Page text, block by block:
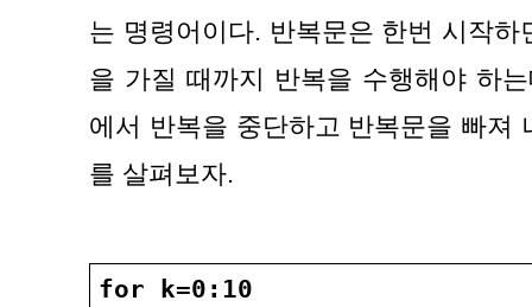
는 명령어이다. 반복문은 한번 시작
을 가질 때까지 반복을 수행해야 하
에서 반복을 중단하고 반복문을 빠져
를 살펴보자.
for k=0:10